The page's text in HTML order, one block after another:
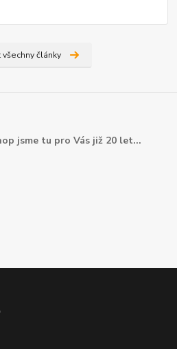
články
jsme tu pro Vás již 20 let...